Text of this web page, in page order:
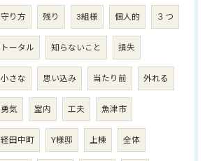
守り方 残り 3組様 個人的 ３つ
トータル 知らないこと 損失
小さな 思い込み 当たり前 外れる
勇気 室内 工夫 魚津市
経田中町 Y様邸 上棟 全体